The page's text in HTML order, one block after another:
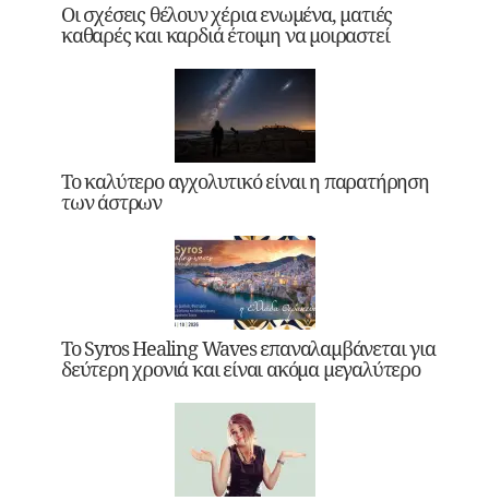
Οι σχέσεις θέλουν χέρια ενωμένα, ματιές
καθαρές και καρδιά έτοιμη να μοιραστεί
Το καλύτερο αγχολυτικό είναι η παρατήρηση
των άστρων
Το Syros Healing Waves επαναλαμβάνεται για
δεύτερη χρονιά και είναι ακόμα μεγαλύτερο